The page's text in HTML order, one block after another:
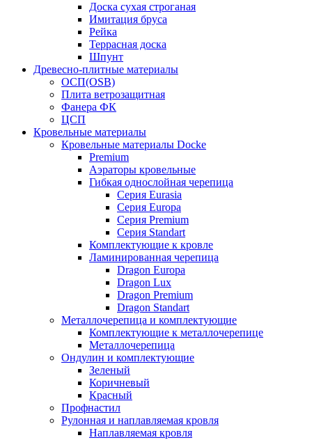
Доска сухая строганая
Имитация бруса
Рейка
Террасная доска
Шпунт
Древесно-плитные материалы
ОСП(OSB)
Плита ветрозащитная
Фанера ФК
ЦСП
Кровельные материалы
Кровельные материалы Docke
Premium
Аэраторы кровельные
Гибкая однослойная черепица
Серия Eurasia
Серия Europa
Серия Premium
Серия Standart
Комплектующие к кровле
Ламинированная черепица
Dragon Europa
Dragon Lux
Dragon Premium
Dragon Standart
Металлочерепица и комплектующие
Комплектующие к металлочерепице
Металлочерепица
Ондулин и комплектующие
Зеленый
Коричневый
Красный
Профнастил
Рулонная и наплавляемая кровля
Наплавляемая кровля